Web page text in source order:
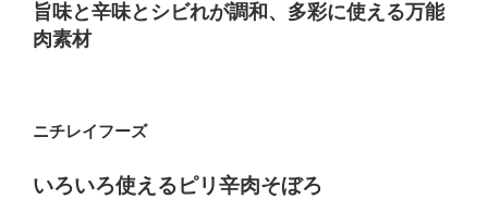
旨味と辛味とシビれが調和、多彩に使える万能
肉素材
ニチレイフーズ
いろいろ使えるピリ辛肉そぼろ